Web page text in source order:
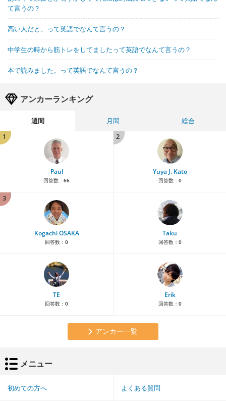
て言うの？
高い人だと、って英語でなんて言うの？
中学生の時から筋トレをしてましたって英語でなんて言うの？
本で読みました。って英語でなんて言うの？
アンカーランキング
週間 月間
総合
1
Paul
回答数： 66
2
Yuya J. Kato
回答数： 0
3
Kogachi OSAKA
回答数： 0
Taku
回答数： 0
TE
回答数： 0
Erik
回答数： 0
アンカー一覧
メニュー
初めての方へ よくある質問